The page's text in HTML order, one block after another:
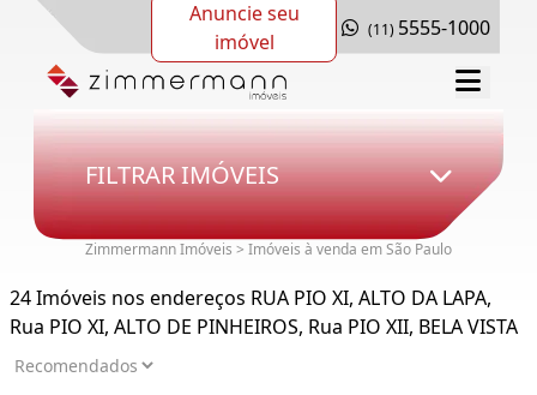
Anuncie seu
imóvel
(11) 5555-1000
FILTRAR IMÓVEIS
Zimmermann Imóveis > Imóveis à venda em São Paulo
24 Imóveis nos endereços RUA PIO XI, ALTO DA LAPA,
Rua PIO XI, ALTO DE PINHEIROS, Rua PIO XII, BELA VISTA